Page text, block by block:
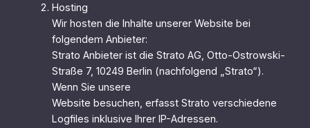
Hosting
Wir hosten die Inhalte unserer Website bei
folgendem Anbieter:
Strato Anbieter ist die Strato AG, Otto-Ostrowski-
Straße 7, 10249 Berlin (nachfolgend „Strato“).
Wenn Sie unsere
Website besuchen, erfasst Strato verschiedene
Logfiles inklusive Ihrer IP-Adressen.